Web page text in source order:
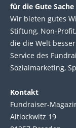
für die Gute Sache
Wir bie­ten gutes
Stif­tung, Non-
die die Welt
Service des
Sozial­marke­ting,
Kontakt
Fundraiser-
Altlockwitz 19